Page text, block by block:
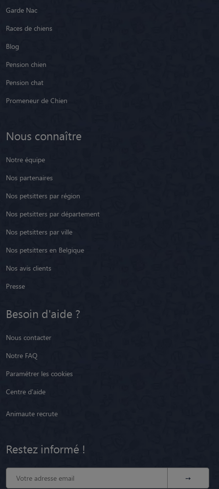
Garde Nac
Races de chiens
Blog
Pension chien
Pension chat
Promeneur de Chien
Nous connaître
Notre équipe
Nos partenaires
Nos petsitters par région
Nos petsitters par département
Nos petsitters par ville
Nos petsitters en Belgique
Nos avis clients
Presse
Besoin d'aide ?
Nous contacter
Notre FAQ
Paramétrer les cookies
Centre d'aide
Animaute recrute
Restez informé !